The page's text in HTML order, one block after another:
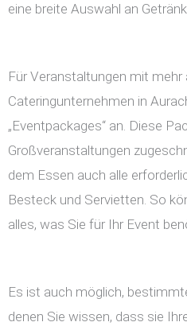
eine breite Auswahl an
Für Veranstaltungen mit mehr
Cateringunternehmen in
„Eventpackages“ an. Diese
Großveranstaltungen
dem Essen auch alle
Besteck und Servietten. So
alles, was Sie für Ihr Event
Es ist auch möglich,
denen Sie wissen, dass sie